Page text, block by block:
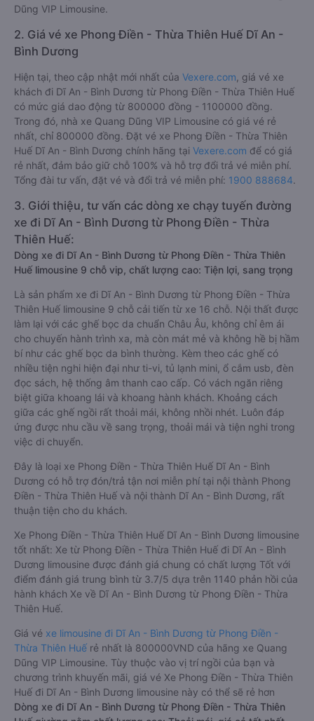
Dũng VIP Limousine.
2. Giá vé xe Phong Điền - Thừa Thiên Huế Dĩ An -
Bình Dương
Hiện tại, theo cập nhật mới nhất của Vexere.com , giá vé xe
khách đi Dĩ An - Bình Dương từ Phong Điền - Thừa Thiên Huế
có mức giá dao động từ 800000 đồng - 1100000 đồng.
Trong đó, nhà xe Quang Dũng VIP Limousine có giá vé rẻ
nhất, chỉ 800000 đồng. Đặt vé xe Phong Điền - Thừa Thiên
Huế Dĩ An - Bình Dương chính hãng tại Vexere.com để có giá
rẻ nhất, đảm bảo giữ chỗ 100% và hỗ trợ đổi trả vé miễn phí.
Tổng đài tư vấn, đặt vé và đổi trả vé miễn phí: 1900 888684.
3. Giới thiệu, tư vấn các dòng xe chạy tuyến đường
xe đi Dĩ An - Bình Dương từ Phong Điền - Thừa
Thiên Huế:
Dòng xe đi Dĩ An - Bình Dương từ Phong Điền - Thừa Thiên
Huế limousine 9 chỗ vip, chất lượng cao: Tiện lợi, sang trọng
Là sản phẩm xe đi Dĩ An - Bình Dương từ Phong Điền - Thừa
Thiên Huế limousine 9 chỗ cải tiến từ xe 16 chỗ. Nội thất được
làm lại với các ghế bọc da chuẩn Châu Âu, không chỉ êm ái
cho chuyến hành trình xa, mà còn mát mẻ và không hề bị hầm
bí như các ghế bọc da bình thường. Kèm theo các ghế có
nhiều tiện nghi hiện đại như ti-vi, tủ lạnh mini, ổ cắm usb, đèn
đọc sách, hệ thống âm thanh cao cấp. Có vách ngăn riêng
biệt giữa khoang lái và khoang hành khách. Khoảng cách
giữa các ghế ngồi rất thoải mái, không nhồi nhét. Luôn đáp
ứng được nhu cầu về sang trọng, thoải mái và tiện nghi trong
việc di chuyển.
Đây là loại xe Phong Điền - Thừa Thiên Huế Dĩ An - Bình
Dương có hỗ trợ đón/trả tận nơi miễn phí tại nội thành Phong
Điền - Thừa Thiên Huế và nội thành Dĩ An - Bình Dương, rất
thuận tiện cho du khách.
Xe Phong Điền - Thừa Thiên Huế Dĩ An - Bình Dương limousine
tốt nhất: Xe từ Phong Điền - Thừa Thiên Huế đi Dĩ An - Bình
Dương limousine được đánh giá chung có chất lượng Tốt với
điểm đánh giá trung bình từ 3.7/5 dựa trên 1140 phản hồi của
hành khách Xe về Dĩ An - Bình Dương từ Phong Điền - Thừa
Thiên Huế.
Giá vé xe limousine đi Dĩ An - Bình Dương từ Phong Điền -
Thừa Thiên Huế rẻ nhất là 800000VND của hãng xe Quang
Dũng VIP Limousine. Tùy thuộc vào vị trí ngồi của bạn và
chương trình khuyến mãi, giá vé Xe Phong Điền - Thừa Thiên
Huế đi Dĩ An - Bình Dương limousine này có thể sẽ rẻ hơn
Dòng xe đi Dĩ An - Bình Dương từ Phong Điền - Thừa Thiên